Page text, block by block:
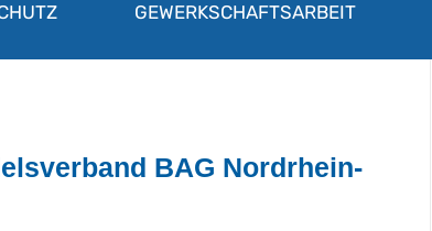
GEWERKSCHAFTSARBEIT
BAG Nordrhein-